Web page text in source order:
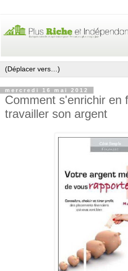
mercredi 16 mai 2012
Comment s'enrichir en
travailler son argent